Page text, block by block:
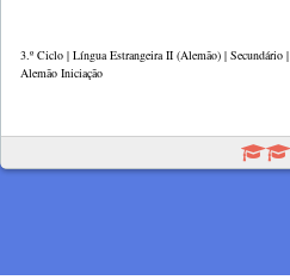
3.º Ciclo | Língua Estrangeira II (Alemão) | Secundário |
Alemão Iniciação